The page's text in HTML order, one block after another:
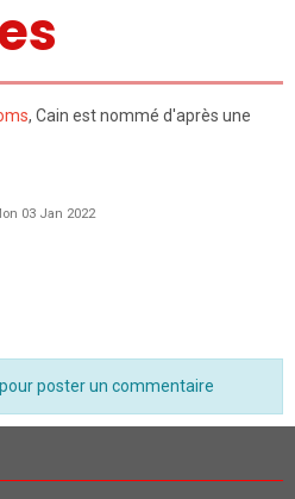
, Cain est nommé d'après une
03 Jan 2022
poster un commentaire